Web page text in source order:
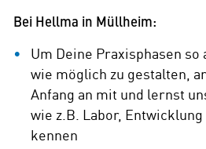
Bei Hellma in Müllheim:
Um Deine Praxisphasen
wie möglich zu gestalten,
Anfang an mit und lernst
wie z.B. Labor,
kennen